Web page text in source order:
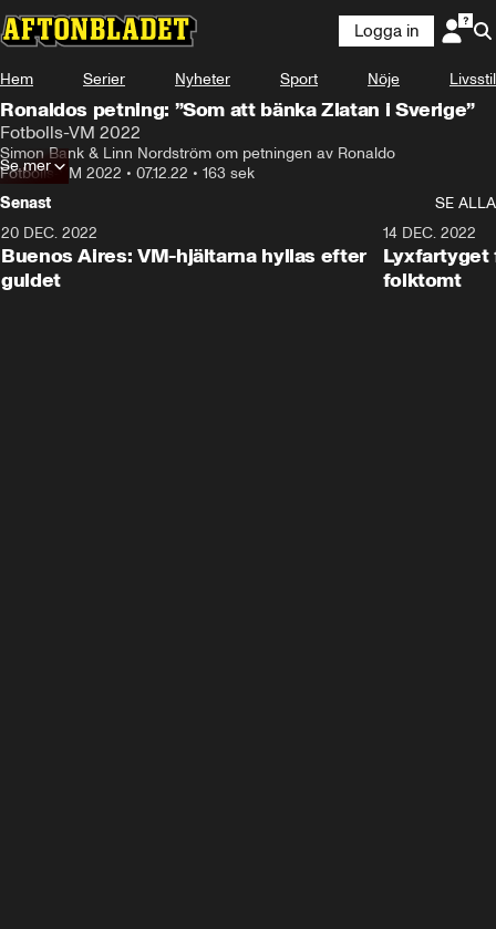
Logga in
Hem Serier Nyheter Sport Nöje Livsstil
Ronaldos petning: ”Som att bänka Zlatan i Sverige”
Fotbolls-VM 2022
Simon Bank & Linn Nordström om petningen av Ronaldo
Fotbolls-VM 2022 • 07.12.22 • 163 sek
Se mer
Senast
SE ALLA
20 DEC. 2022
Buenos Aires: VM-hjältarna hyllas efter
guldet
14 DEC. 2022
Lyxfartyget
folktomt